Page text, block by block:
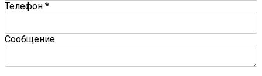
Телефон *
Сообщение